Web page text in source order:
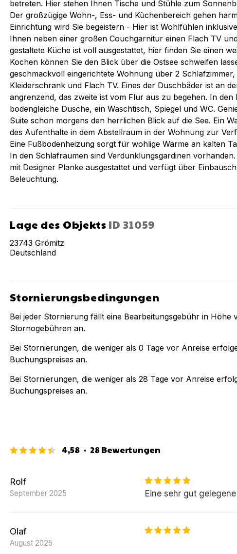
betreten. Hier stehen Ihnen Tische und Stühle zum
Der großzügige Wohn-, Ess- und Küchenbereich gehen
Einrichtung wird Sie begeistern - Hier ist Wohlfühlen
Ihnen neben einer großen Couchgarnitur einen Flach TV
gestaltete Küche ist voll ausgestattet, hier finden Sie einen
Kochen können Sie den Blick über die Ostsee schweifen
geschmackvoll eingerichtete Wohnung über 2
Kleiderschrank und Flach TV. Eines der Duschbäder ist an
angrenzend, das zweite ist vom Flur aus zu begehen. In den
bodengleiche Dusche, ein Waschtisch, Spiegel und WC.
Suite schon morgens den herrlichen Blick auf die See. Ein
des Aufenthalte in dem Abstellraum in der Wohnung zur
Eine Fußbodenheizung sorgt für wohlige Wärme an kalten
In den Schlafräumen sind Verdunklungsgardinen
mit Designer Planke ausgestattet und verfügt über
Beleuchtung.
Lage des Objekts ID31059
23743 Grömitz
Deutschland
Stornierungsbedingungen
Bei jeder Stornierung fällt eine Bearbeitungsgebühr in Höhe
Stornogebühren an.
Bei Stornierungen, die weniger als 0 Tage vor Anreise
Buchungspreises an.
Bei Stornierungen, die weniger als 28 Tage vor Anreise
Buchungspreises an.
4,58 · 28Bewertungen
Rolf
September 2025 Eine sehr gut
Olaf
August 2025